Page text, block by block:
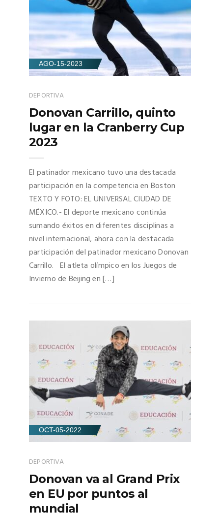
AGO-15-2023
DEPORTIVA
Donovan Carrillo, quinto
lugar en la Cranberry Cup
2023
El patinador mexicano tuvo una destacada
participación en la competencia en Boston
TEXTO Y FOTO: EL UNIVERSAL CIUDAD DE
MÉXICO.- El deporte mexicano continúa
sumando éxitos en diferentes disciplinas a
nivel internacional, ahora con la destacada
participación del patinador mexicano Donovan
Carrillo. El atleta olímpico en los Juegos de
Invierno de Beijing en […]
OCT-05-2022
DEPORTIVA
Donovan va al Grand Prix
en EU por puntos al
mundial